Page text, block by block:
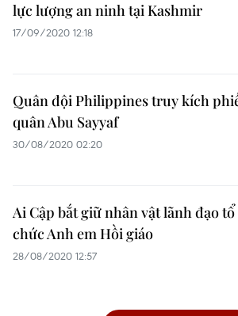
lực lượng an ninh tại Kashmir
17/09/2020 12:18
Quân đội Philippines truy kích
quân Abu Sayyaf
30/08/2020 02:20
Ai Cập bắt giữ nhân vật lãnh đạo tổ
chức Anh em Hồi giáo
28/08/2020 12:57